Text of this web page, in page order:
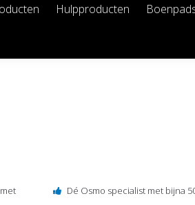
Hulpproducten
Dé Osmo specialist met bijna